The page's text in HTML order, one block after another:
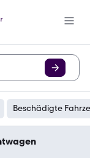
Beschädigte